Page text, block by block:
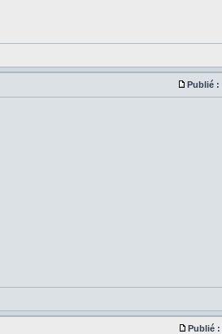
Publié :
Publié :